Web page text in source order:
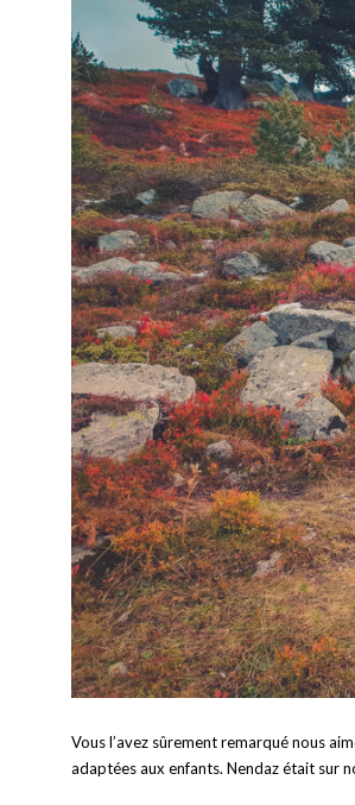
Vous l’avez sûrement remarqué nous
adaptées aux enfants. Nendaz était sur